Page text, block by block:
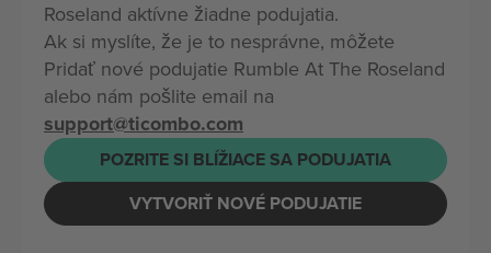
Roseland aktívne žiadne podujatia.
Ak si myslíte, že je to nesprávne, môžete
Pridať nové podujatie Rumble At The Roseland
alebo nám pošlite email na
support@ticombo.com
POZRITE SI BLÍŽIACE SA PODUJATIA
VYTVORIŤ NOVÉ PODUJATIE